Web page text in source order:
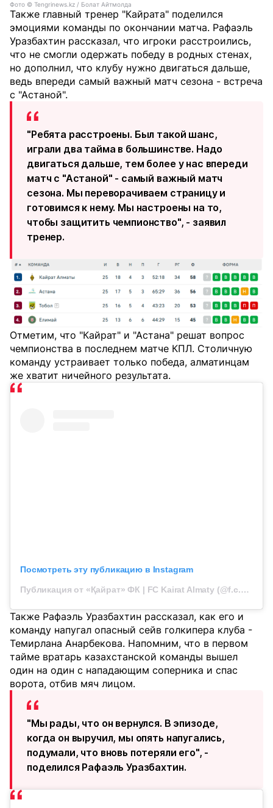
Фото ©️ Tengrinews.kz / Болат Айтмолда
Также главный тренер "Кайрата" поделился
эмоциями команды по окончании матча. Рафаэль
Уразбахтин рассказал, что игроки расстроились,
что не смогли одержать победу в родных стенах,
но дополнил, что клубу нужно двигаться дальше,
ведь впереди самый важный матч сезона - встреча
с "Астаной".
"Ребята расстроены. Был такой шанс,
играли два тайма в большинстве. Надо
двигаться дальше, тем более у нас впереди
матч с "Астаной" - самый важный матч
сезона. Мы переворачиваем страницу и
готовимся к нему. Мы настроены на то,
чтобы защитить чемпионство", - заявил
тренер.
Отметим, что "Кайрат" и "Астана" решат вопрос
чемпионства в последнем матче КПЛ. Столичную
команду устраивает только победа, алматинцам
же хватит ничейного результата.
Посмотреть эту публикацию в Instagram
Публикация от «Қайрат» ФК | FC Kairat Almaty (@f.c.kairat)
Также Рафаэль Уразбахтин рассказал, как его и
команду напугал опасный сейв голкипера клуба -
Темирлана Анарбекова. Напомним, что в первом
тайме вратарь казахстанской команды вышел
один на один с нападающим соперника и спас
ворота, отбив мяч лицом.
"Мы рады, что он вернулся. В эпизоде,
когда он выручил, мы опять напугались,
подумали, что вновь потеряли его", -
поделился Рафаэль Уразбахтин.